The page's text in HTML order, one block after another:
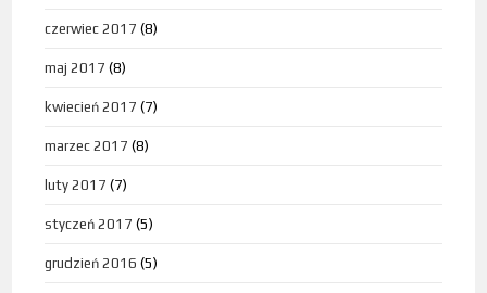
czerwiec 2017 (8)
maj 2017 (8)
kwiecień 2017 (7)
marzec 2017 (8)
luty 2017 (7)
styczeń 2017 (5)
grudzień 2016 (5)